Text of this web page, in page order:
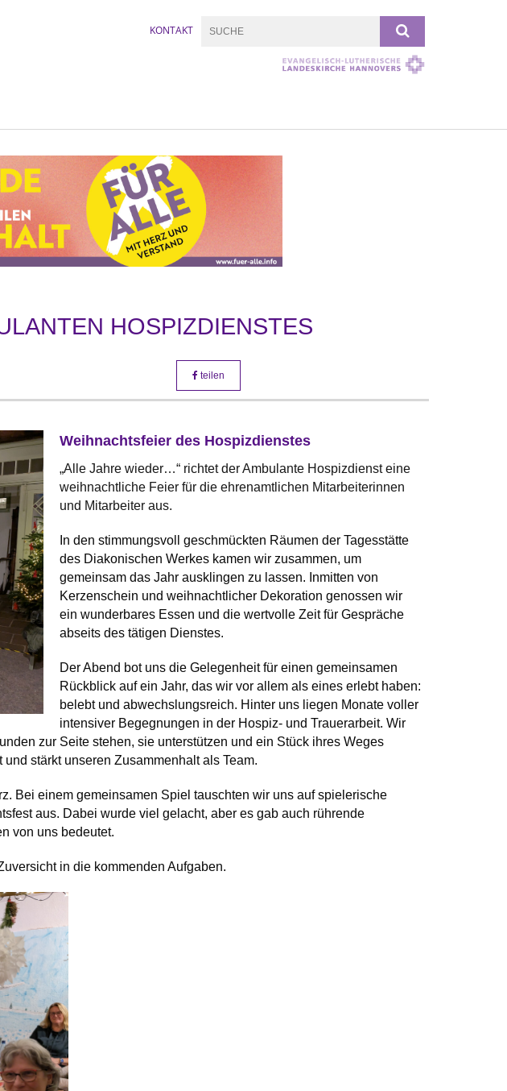
KONTAKT
HOSPIZDIENSTES
teilen
Weihnachtsfeier des Hospizdienstes
„Alle Jahre wieder…“ richtet der Ambulante Hospizdienst eine
weihnachtliche Feier für die ehrenamtlichen Mitarbeiterinnen
und Mitarbeiter aus.
In den stimmungsvoll geschmückten Räumen der Tagesstätte
des Diakonischen Werkes kamen wir zusammen, um
gemeinsam das Jahr ausklingen zu lassen. Inmitten von
Kerzenschein und weihnachtlicher Dekoration genossen wir
ein wunderbares Essen und die wertvolle Zeit für Gespräche
abseits des tätigen Dienstes.
Der Abend bot uns die Gelegenheit für einen gemeinsamen
Rückblick auf ein Jahr, das wir vor allem als eines erlebt haben:
belebt und abwechslungsreich. Hinter uns liegen Monate voller
intensiver Begegnungen in der Hospiz- und Trauerarbeit. Wir
zur Seite stehen, sie unterstützen und ein Stück ihres Weges
stärkt unseren Zusammenhalt als Team.
Bei einem gemeinsamen Spiel tauschten wir uns auf spielerische
aus. Dabei wurde viel gelacht, aber es gab auch rührende
von uns bedeutet.
in die kommenden Aufgaben.